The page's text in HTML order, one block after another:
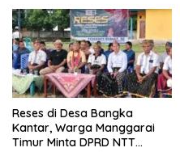
Reses di Desa Bangka
Kantar, Warga Manggarai
Timur Minta DPRD NTT